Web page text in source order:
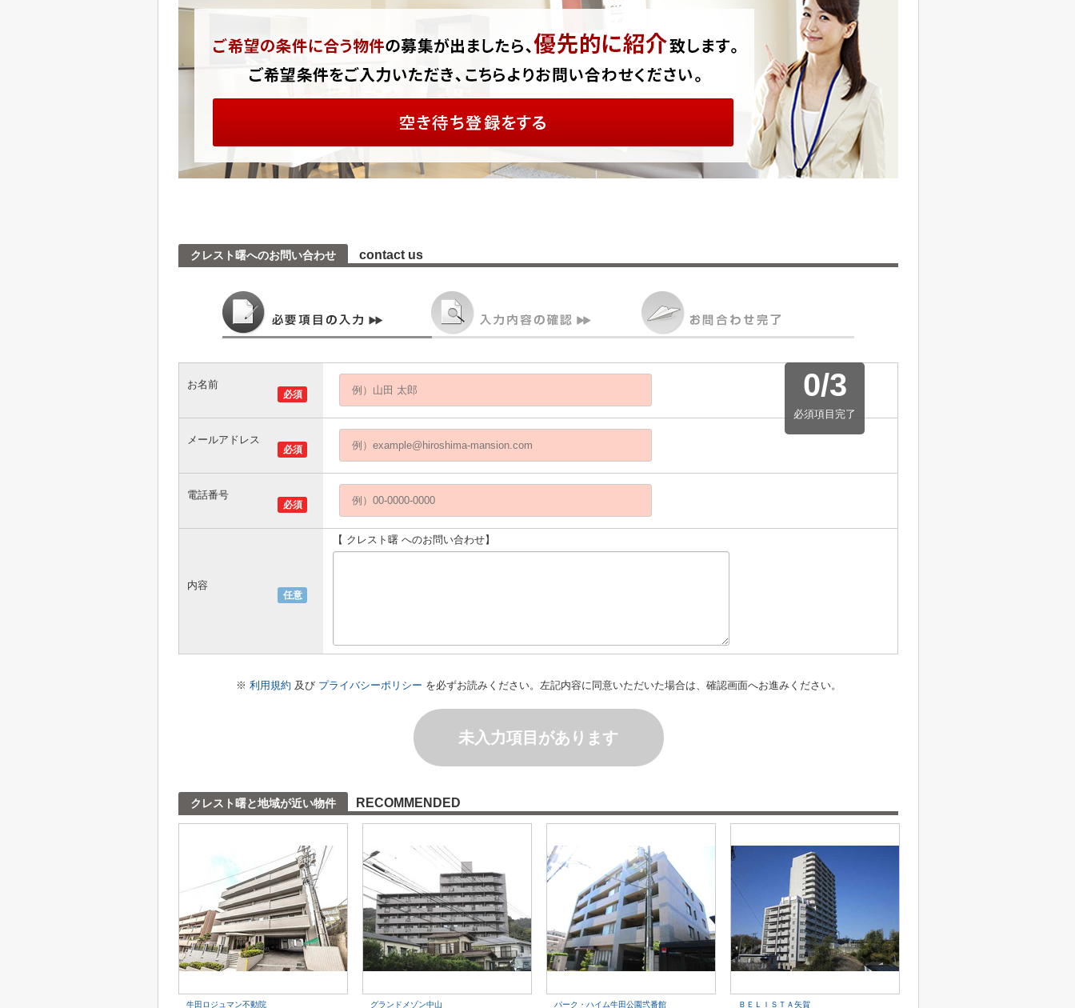
クレスト曙へのお問い合わせ contact us
0/3
必須項目完了
必須
お名前
必須
メールアドレス
必須
電話番号
任意
内容
【 クレスト曙 へのお問い合わせ】
※ 利用規約 及び プライバシーポリシー を必ずお読みください。左記内容に同意いただいた場合は、確認画面へお進みください。
未入力項目があります
クレスト曙と地域が近い物件 RECOMMENDED
牛田ロジュマン不動院 グランドメゾン中山 パーク・ハイム牛田公園弐番館 ＢＥＬＩＳＴＡ矢賀